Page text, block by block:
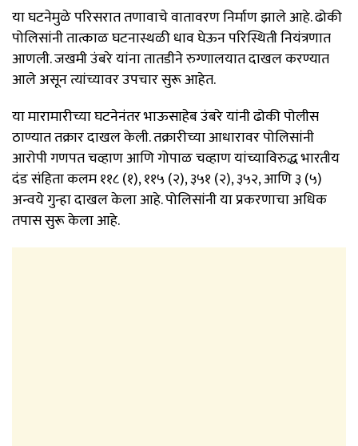
या घटनेमुळे परिसरात तणावाचे वातावरण निर्माण झाले आहे. ढोकी
पोलिसांनी तात्काळ घटनास्थळी धाव घेऊन परिस्थिती नियंत्रणात
आणली. जखमी उंबरे यांना तातडीने रुग्णालयात दाखल करण्यात
आले असून त्यांच्यावर उपचार सुरू आहेत.
या मारामारीच्या घटनेनंतर भाऊसाहेब उंबरे यांनी ढोकी पोलीस
ठाण्यात तक्रार दाखल केली. तक्रारीच्या आधारावर पोलिसांनी
आरोपी गणपत चव्हाण आणि गोपाळ चव्हाण यांच्याविरुद्ध भारतीय
दंड संहिता कलम ११८ (१), ११५ (२), ३५१ (२), ३५२, आणि ३ (५)
अन्वये गुन्हा दाखल केला आहे. पोलिसांनी या प्रकरणाचा अधिक
तपास सुरू केला आहे.